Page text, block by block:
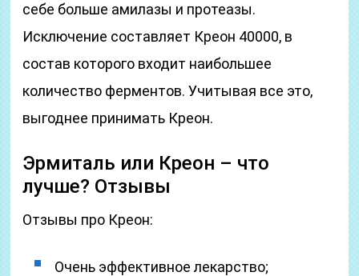
себе больше амилазы и протеазы.
Исключение составляет Креон 40000, в
состав которого входит наибольшее
количество ферментов. Учитывая все это,
выгоднее принимать Креон.
Эрмиталь или Креон – что
лучше? Отзывы
Отзывы про Креон:
Очень эффективное лекарство;